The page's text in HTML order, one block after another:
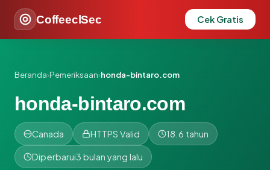
CoffeeclSec Cek Gratis
Beranda›Pemeriksaan›honda-bintaro.com
honda-bintaro.com
Canada HTTPS Valid 18.6 tahun
Diperbarui3 bulan yang lalu